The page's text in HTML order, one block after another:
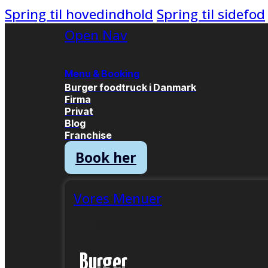
Spring til hovedindhold Spring til sidefod
Open Nav
Menu & Booking
Burger foodtruck i Danmark
Firma
Privat
Blog
Franchise
Book her
Vores Menuer
Burger